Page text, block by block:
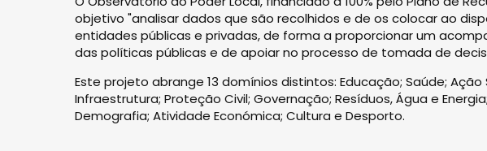
objetivo "analisar dados que são recolhidos e de os colocar ao
entidades públicas e privadas, de forma a proporcionar um
das políticas públicas e de apoiar no processo de tomada de
Este projeto abrange 13 domínios distintos: Educação; Saúde; Ação
Infraestrutura; Proteção Civil; Governação; Resíduos, Água e
Demografia; Atividade Económica; Cultura e Desporto.